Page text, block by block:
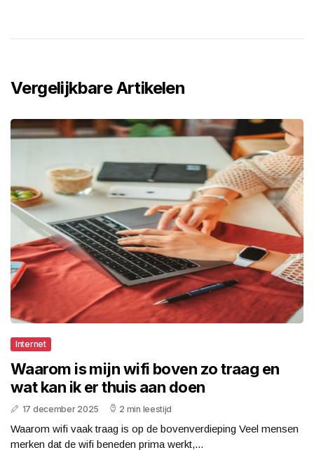
Vergelijkbare Artikelen
Internet
Waarom is mijn wifi boven zo traag en
wat kan ik er thuis aan doen
17 december 2025 2 min leestijd
Waarom wifi vaak traag is op de bovenverdieping Veel mensen
merken dat de wifi beneden prima werkt,...